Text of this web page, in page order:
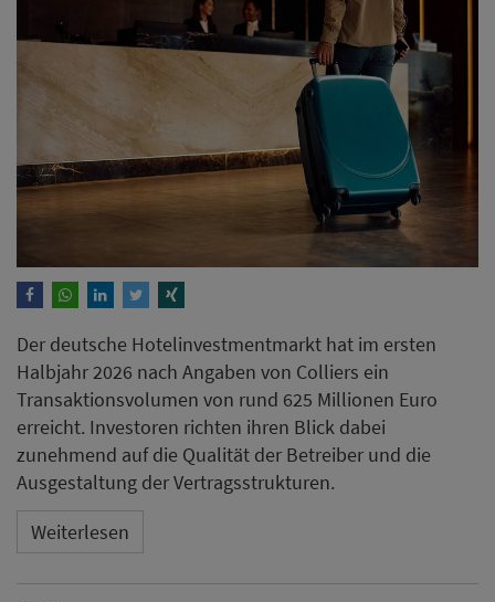
Der deutsche Hotelinvestmentmarkt hat im ersten
Halbjahr 2026 nach Angaben von Colliers ein
Transaktionsvolumen von rund 625 Millionen Euro
erreicht. Investoren richten ihren Blick dabei
zunehmend auf die Qualität der Betreiber und die
Ausgestaltung der Vertragsstrukturen.
Weiterlesen